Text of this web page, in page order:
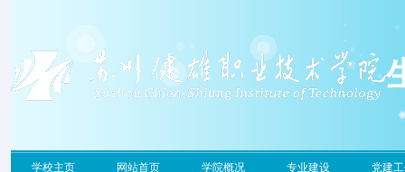
学校主页 网站首页 学院概况 专业建设 党建